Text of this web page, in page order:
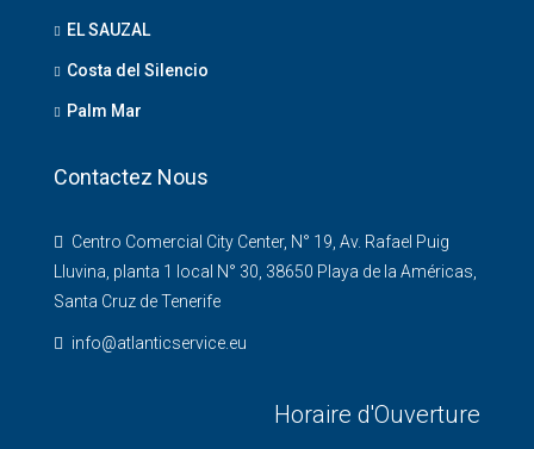
EL SAUZAL
Costa del Silencio
Palm Mar
Contactez Nous
Centro Comercial City Center, N° 19, Av. Rafael Puig
Lluvina, planta 1 local N° 30, 38650 Playa de la Américas,
Santa Cruz de Tenerife
info@atlanticservice.eu
Horaire d'Ouverture